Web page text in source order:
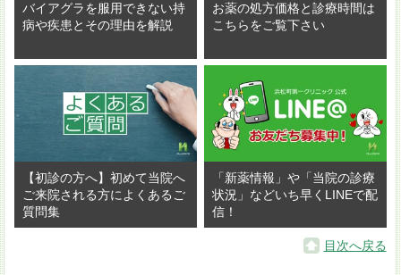
バイアグラを服用できない持
病や疾患とその理由を解説
お薬の処方価格と診療時間は
こちらをご覧下さい
【初診の方へ】初めて当院へ
ご来院される方によくあるご
質問集
「新薬情報」や「当院の診療
状況」などいち早くLINEで配
信！
目次へ戻る